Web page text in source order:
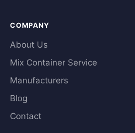
COMPANY
About Us
Mix Container Service
Manufacturers
Blog
Contact